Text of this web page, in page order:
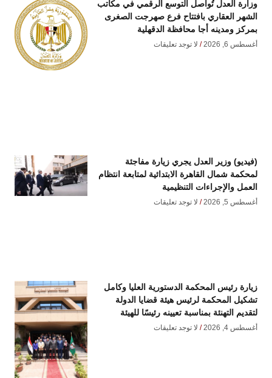
وزارة العدل تُواصل التوسع الرقمي في مكاتب
الشهر العقاري بافتتاح فرع صهرجت الصغرى
بمركز ومدينه أجا محافظة الدقهلية
أغسطس 6, 2026 لا توجد تعليقات
(فيديو) وزير العدل يجري زيارة مفاجئة
لمحكمة شمال القاهرة الابتدائية لمتابعة انتظام
العمل والإجراءات التنظيمية
أغسطس 5, 2026 لا توجد تعليقات
زيارة رئيس المحكمة الدستورية العليا وكامل
تشكيل المحكمة لرئيس هيئة قضايا الدولة
لتقديم التهنئة بمناسبة تعيينه رئيسًا للهيئة
أغسطس 4, 2026 لا توجد تعليقات